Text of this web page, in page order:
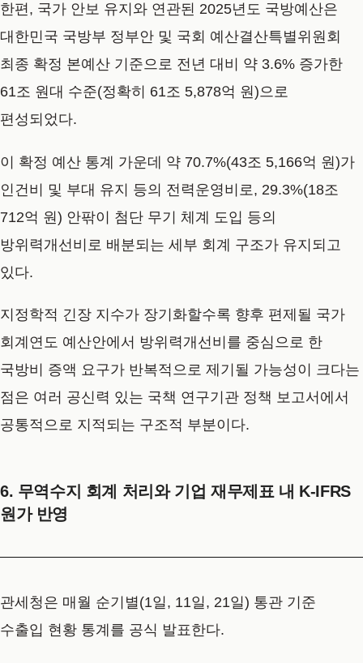
한편, 국가 안보 유지와 연관된 2025년도 국방예산은
대한민국 국방부 정부안 및 국회 예산결산특별위원회
최종 확정 본예산 기준으로 전년 대비 약 3.6% 증가한
61조 원대 수준(정확히 61조 5,878억 원)으로
편성되었다.
이 확정 예산 통계 가운데 약 70.7%(43조 5,166억 원)가
인건비 및 부대 유지 등의 전력운영비로, 29.3%(18조
712억 원) 안팎이 첨단 무기 체계 도입 등의
방위력개선비로 배분되는 세부 회계 구조가 유지되고
있다.
지정학적 긴장 지수가 장기화할수록 향후 편제될 국가
회계연도 예산안에서 방위력개선비를 중심으로 한
국방비 증액 요구가 반복적으로 제기될 가능성이 크다는
점은 여러 공신력 있는 국책 연구기관 정책 보고서에서
공통적으로 지적되는 구조적 부분이다.
6. 무역수지 회계 처리와 기업 재무제표 내 K-IFRS
원가 반영
관세청은 매월 순기별(1일, 11일, 21일) 통관 기준
수출입 현황 통계를 공식 발표한다.